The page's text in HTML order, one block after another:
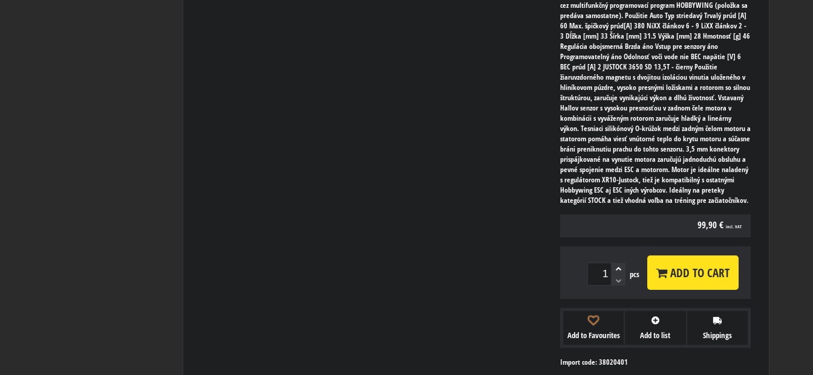
cez multifunkčný programovací program HOBBYWING (položka sa
predáva samostatne). Použitie Auto Typ striedavý Trvalý prúd [A]
60 Max. špičkový prúd[A] 380 NiXX článkov 6 - 9 LiXX článkov 2 -
3 Dĺžka [mm] 33 Šírka [mm] 31.5 Výška [mm] 28 Hmotnosť [g] 46
Regulácia obojsmerná Brzda áno Vstup pre senzory áno
Programovatelný áno Odolnosť voči vode nie BEC napätie [V] 6
BEC prúd [A] 2 JUSTOCK 3650 SD 13,5T - čierny Použitie
žiaruvzdorného magnetu s dvojitou izoláciou vinutia uloženého v
hliníkovom púzdre, vysoko presnými ložiskami a rotorom so silnou
štruktúrou, zaručuje vynikajúci výkon a dlhú životnosť. Vstavaný
Hallov senzor s vysokou presnosťou v zadnom čele motora v
kombinácii s vyváženým rotorom zaručuje hladký a lineárny
výkon. Tesniaci silikónový O-krúžok medzi zadným čelom motoru a
statorom pomáha viesť vnútorné teplo do krytu motoru a súčasne
bráni preniknutiu prachu do tohto senzoru. 3,5 mm konektory
prispájkované na vynutie motora zaručujú jadnoduchú obsluhu a
pevné spojenie medzi ESC a motorom. Motor je ideálne naladený
s regulátorom XR10-Justock, tiež je kompatibilný s ostatnými
Hobbywing ESC aj ESC iných výrobcov. Ideálny na preteky
kategórií STOCK a tiež vhodná voľba na tréning pre začiatočníkov.
99,90 € incl. VAT
pcs ADD TO CART
Add to Favourites Add to list Shippings
Import code: 38020401